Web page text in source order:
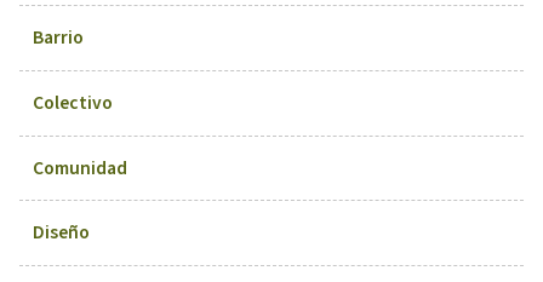
Barrio
Colectivo
Comunidad
Diseño